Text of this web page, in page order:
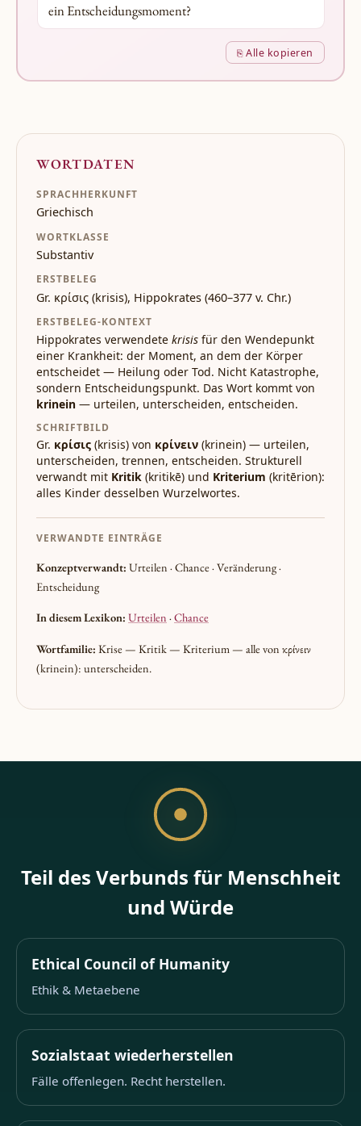
ein Entscheidungsmoment?
⎘ Alle kopieren
WORTDATEN
SPRACHHERKUNFT
Griechisch
WORTKLASSE
Substantiv
ERSTBELEG
Gr. κρίσις (krisis), Hippokrates (460–377 v. Chr.)
ERSTBELEG-KONTEXT
Hippokrates verwendete krisis für den Wendepunkt
einer Krankheit: der Moment, an dem der Körper
entscheidet — Heilung oder Tod. Nicht Katastrophe,
sondern Entscheidungspunkt. Das Wort kommt von
krinein — urteilen, unterscheiden, entscheiden.
SCHRIFTBILD
Gr. κρίσις (krisis) von κρίνειν (krinein) — urteilen,
unterscheiden, trennen, entscheiden. Strukturell
verwandt mit Kritik (kritikē) und Kriterium (kritērion):
alles Kinder desselben Wurzelwortes.
VERWANDTE EINTRÄGE
Konzeptverwandt: Urteilen · Chance · Veränderung ·
Entscheidung
In diesem Lexikon: Urteilen ·Chance
Wortfamilie: Krise — Kritik — Kriterium — alle von κρίνειν
(krinein): unterscheiden.
Teil des Verbunds für Menschheit
und Würde
Ethical Council of Humanity
Ethik & Metaebene
Sozialstaat wiederherstellen
Fälle offenlegen. Recht herstellen.